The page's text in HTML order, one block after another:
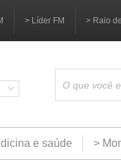
> Líder FM > Raio
e saúde >